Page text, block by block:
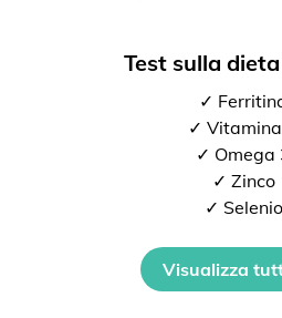
Test sulla
✓
✓
✓ Omega
✓ Zinco
✓ Selenio
Visualizza